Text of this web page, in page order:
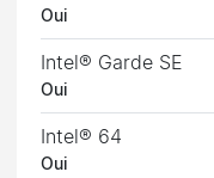
Oui
Intel® Garde SE
Oui
Intel® 64
Oui